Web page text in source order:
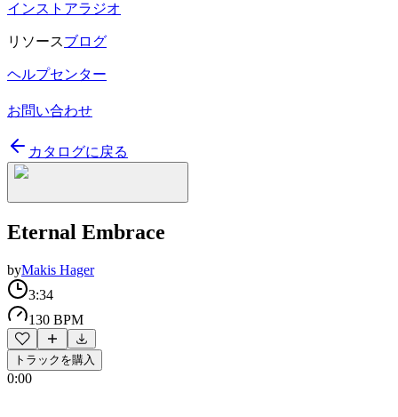
インストアラジオ
リソースブログ
ヘルプセンター
お問い合わせ
カタログに戻る
Eternal Embrace
byMakis Hager
3:34
130 BPM
トラックを購入
0:00